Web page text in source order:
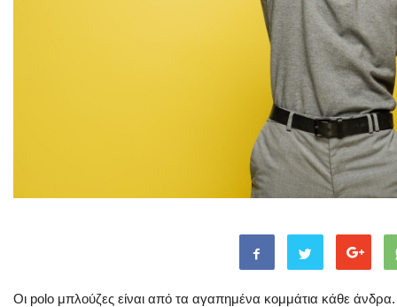
Οι polo μπλούζες είναι από τα αγαπημένα κομμάτια κάθε άνδρα.